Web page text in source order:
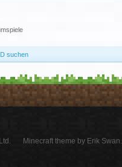
suchen
Minecraft theme by Erik Swan.